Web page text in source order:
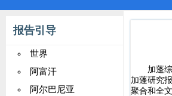
报告引导
世界
阿富汗
阿尔巴尼亚
加蓬
加蓬研究
聚合和全